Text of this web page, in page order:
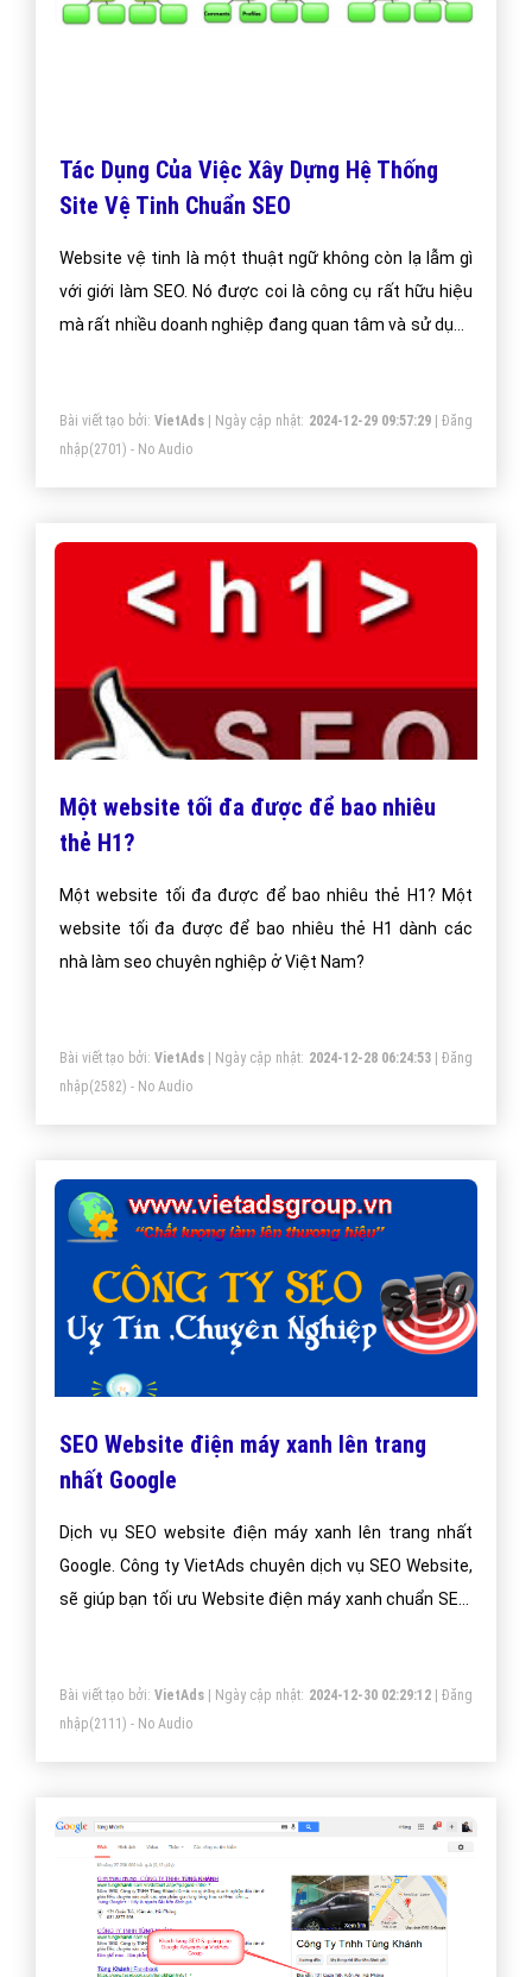
phải nghiên cứu từ khóa khi làm seo dành cho các nhà
làm seo chuyên nghiệp ở Việt Nam?
Bài viết tạo bởi:VietAds| Ngày cập nhật: 2024-12-28 04:10:19 |Đăng
nhập
(2804) - No Audio
Tác Dụng Của Việc Xây Dựng Hệ Thống
Site Vệ Tinh Chuẩn SEO
Website vệ tinh là một thuật ngữ không còn lạ lẫm gì
với giới làm SEO. Nó được coi là công cụ rất hữu hiệu
mà rất nhiều doanh nghiệp đang quan tâm và sử dụng
của doanh nghiệp mình.
Bài viết tạo bởi: VietAds| Ngày cập nhật:2024-12-29 09:57:29| Đăng
nhập (2701) - No Audio
Một website tối đa được để bao nhiêu
thẻ H1?
Một website tối đa được để bao nhiêu thẻ H1? Một
website tối đa được để bao nhiêu thẻ H1 dành các
nhà làm seo chuyên nghiệp ở Việt Nam?
Bài viết tạo bởi:VietAds| Ngày cập nhật: 2024-12-28 06:24:53|Đăng
nhập
(2582) - No Audio
SEO Website điện máy xanh lên trang